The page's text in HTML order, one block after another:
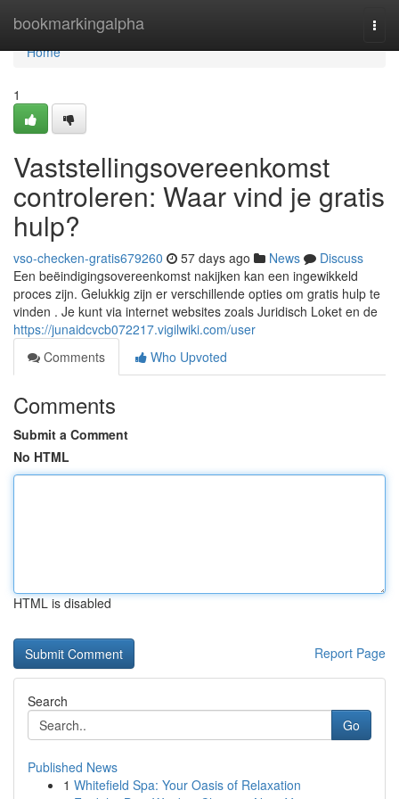
bookmarkingalpha
Home
Home
1
Vaststellingsovereenkomst
controleren: Waar vind je gratis
hulp?
vso-checken-gratis679260 57 days ago News
Discuss
Een beëindigingsovereenkomst nakijken kan een ingewikkeld
proces zijn. Gelukkig zijn er verschillende opties om gratis hulp te
vinden . Je kunt via internet websites zoals Juridisch Loket en de
https://junaidcvcb072217.vigilwiki.com/user
Comments
Who Upvoted
Comments
Submit a Comment
No HTML
HTML is disabled
Report Page
Search
Go
Published News
1 Whitefield Spa: Your Oasis of Relaxation